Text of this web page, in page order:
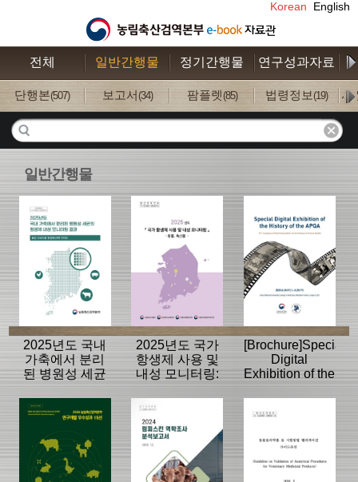
Korean English
전체 일반간행물 정기간행물 연구성과자료
단행본(507) 보고서 (34) 팜플렛 (85) 법령정보(19) 사
일반간행물
2025년도 국내
가축에서 분리
된 병원성 세균
모니터링 결과
2025년도 국가
항생제 사용 및
내성 모니터링:
[Brochure]Special
Digital
Exhibition of the
APQA